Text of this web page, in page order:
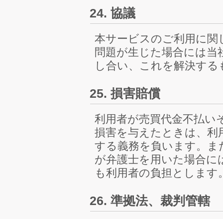
24. 協議
本サービスのご利用に
問題が生じた場合には
し合い、これを解決す
25. 損害賠償
利用者が売買代金不払い
損害を与えたときは、
する義務を負います。
が弁護士を用いた場合に
も利用者の負担とします
26. 準拠法、裁判管轄